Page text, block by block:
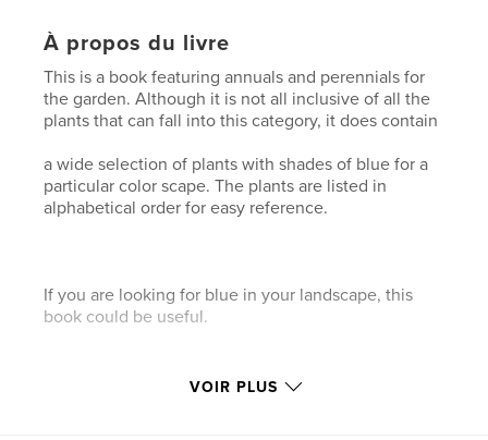
À propos du livre
This is a book featuring annuals and perennials for
the garden. Although it is not all inclusive of all the
plants that can fall into this category, it does contain
a wide selection of plants with shades of blue for a
particular color scape. The plants are listed in
alphabetical order for easy reference.
If you are looking for blue in your landscape, this
book could be useful.
VOIR PLUS